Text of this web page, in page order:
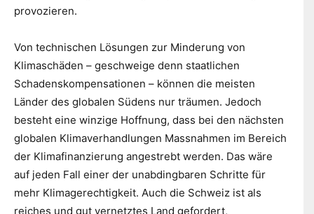
provozieren.
Von technischen Lösungen zur Minderung von
Klimaschäden – geschweige denn staatlichen
Schadenskompensationen – können die meisten
Länder des globalen Südens nur träumen. Jedoch
besteht eine winzige Hoffnung, dass bei den nächsten
globalen Klimaverhandlungen Massnahmen im Bereich
der Klimafinanzierung angestrebt werden. Das wäre
auf jeden Fall einer der unabdingbaren Schritte für
mehr Klimagerechtigkeit. Auch die Schweiz ist als
reiches und gut vernetztes Land gefordert,